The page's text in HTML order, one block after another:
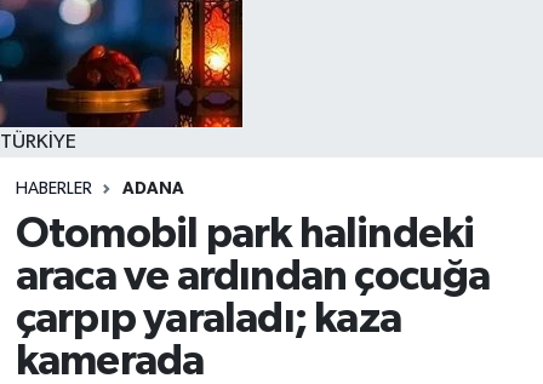
TÜRKİYE
HABERLER ADANA
Otomobil park halindeki
araca ve ardından çocuğa
çarpıp yaraladı; kaza
kamerada